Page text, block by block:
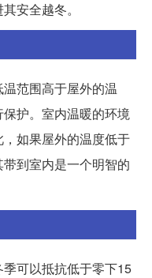
安全越冬。
范围高于屋外的温
护。室内温暖的环境
如果屋外的温度低于
到室内是一个明智的
可以抵抗低于零下15